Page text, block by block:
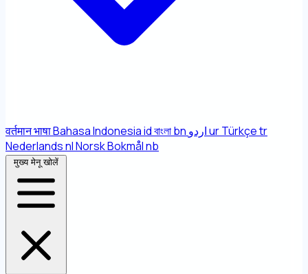
वर्तमान भाषाBahasa Indonesiaidবাংলাbn اردوurTürkçetr
NederlandsnlNorsk Bokmålnb
मुख्य मेनू खोलें